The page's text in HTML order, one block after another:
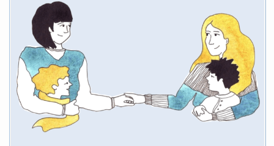
Мы разрабатываем клинические
и методические рекомендации
Специалистам